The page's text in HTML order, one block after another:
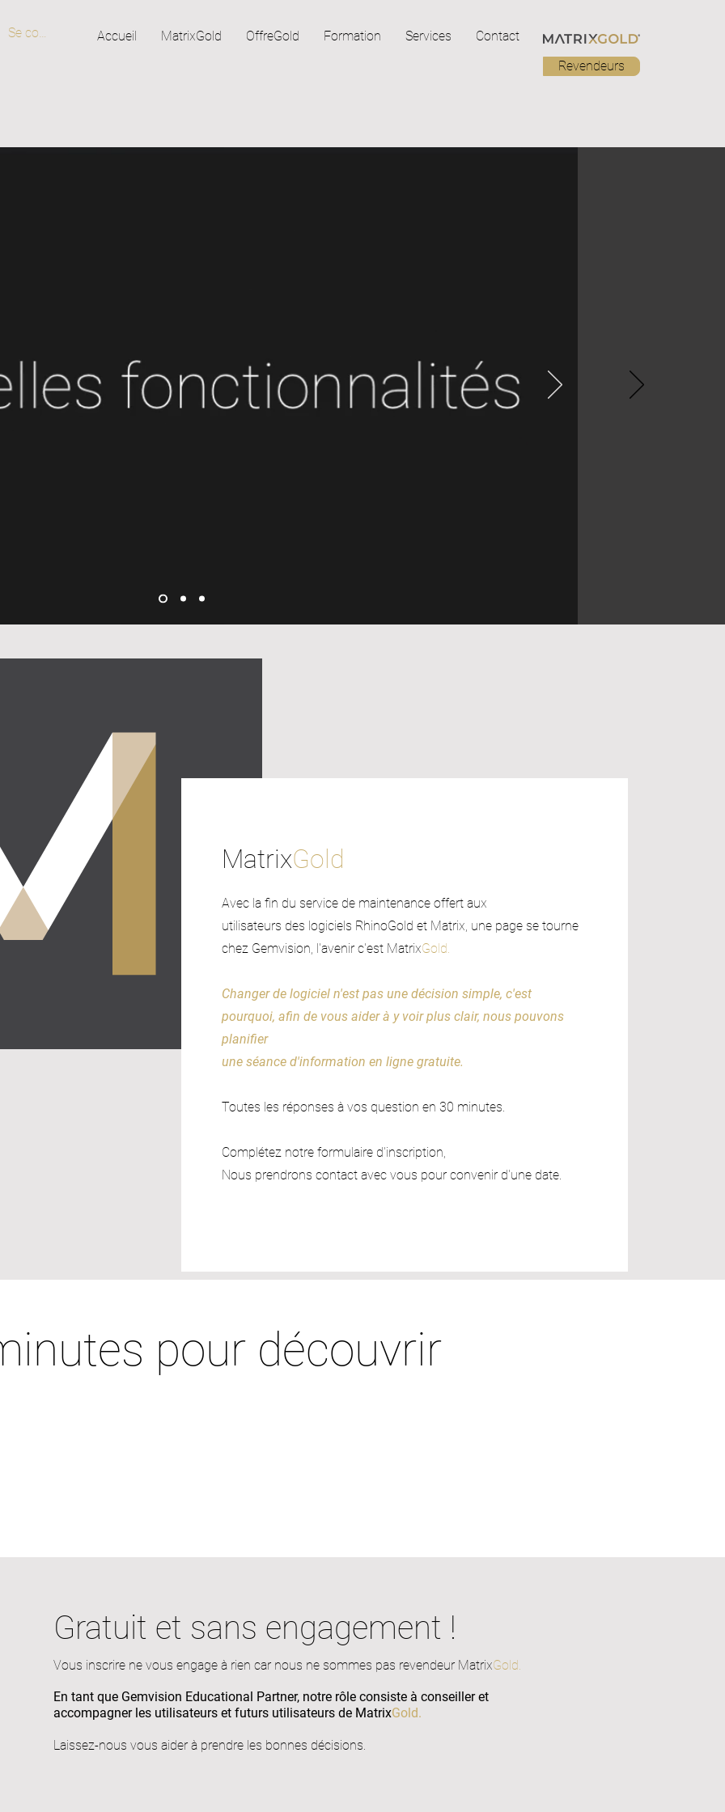
Se connecter Accueil MatrixGold OffreGold Formation Services
Contact
Revendeurs
MatrixGold
Avec la fin du service de maintenance offert aux
utilisateurs des logiciels RhinoGold et Matrix, une page se tourne
chez Gemvision, l'avenir c'est MatrixGold.
Changerde logiciel n'est pas une décision simple, c'est
pourquoi, afin de vous aider à y voir plus clair, nous pouvons
planifier
une séance d'information en ligne gratuite.
Toutes les réponses à vos question en 30 minutes.
Complétez notre formulaire d'inscription,
Nous prendrons contact avec vous pour convenir d'une date.
pour découvrir
Gratuit et sans engagement !
Vous inscrire ne vous engage à rien car nous ne sommes pas revendeur MatrixGold.
En tant que Gemvision Educational Partner, notre rôle consiste à conseiller et
accompagner les utilisateurs et futurs utilisateurs de MatrixGold.
Laissez-nous vous aider à prendre les bonnes décisions.